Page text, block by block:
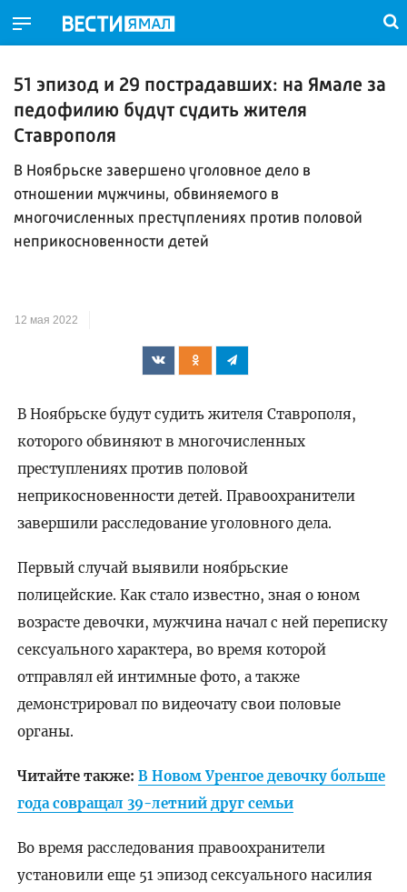
51 эпизод и 29 пострадавших: на Ямале за
педофилию будут судить жителя
Ставрополя
В Ноябрьске завершено уголовное дело в
отношении мужчины, обвиняемого в
многочисленных преступлениях против половой
неприкосновенности детей
12 мая 2022
В Ноябрьске будут судить жителя Ставрополя,
которого обвиняют в многочисленных
преступлениях против половой
неприкосновенности детей. Правоохранители
завершили расследование уголовного дела.
Первый случай выявили ноябрьские
полицейские. Как стало известно, зная о юном
возрасте девочки, мужчина начал с ней переписку
сексуального характера, во время которой
отправлял ей интимные фото, а также
демонстрировал по видеочату свои половые
органы.
Читайте также: В Новом Уренгое девочку больше
года совращал 39-летний друг семьи
Во время расследования правоохранители
установили еще 51 эпизод сексуального насилия